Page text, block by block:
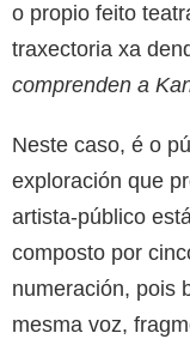
o propio feito
traxectoria xa
comprenden a
Neste caso, é o
exploración que
artista-público
composto por
numeración, pois
mesma voz,